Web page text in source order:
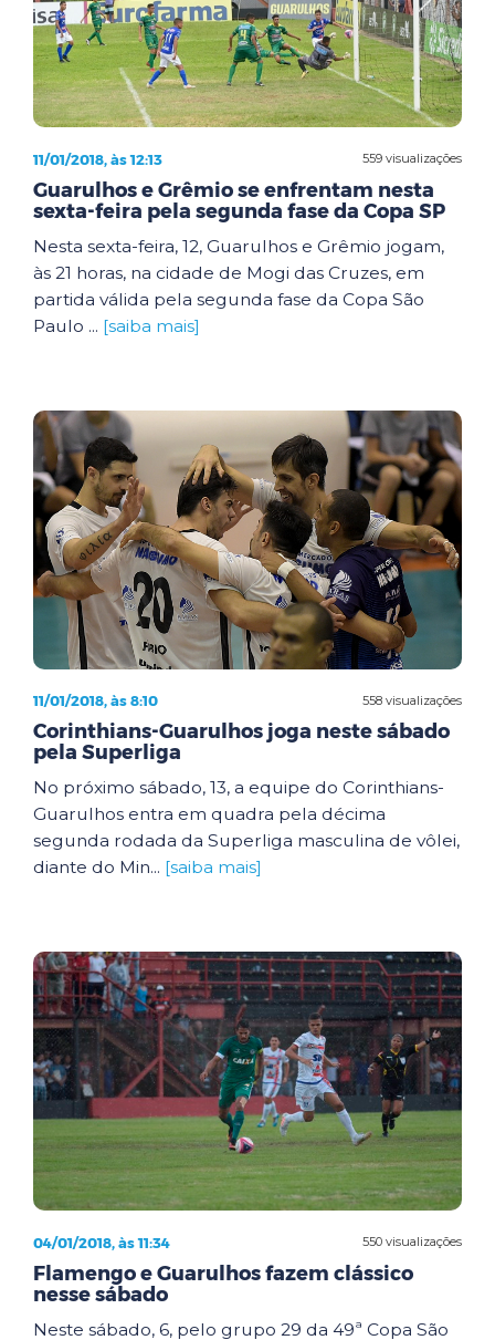
559 visualizações
11/01/2018, às 12:13
Guarulhos e Grêmio se enfrentam nesta
sexta-feira pela segunda fase da Copa SP
Nesta sexta-feira, 12, Guarulhos e Grêmio jogam,
às 21 horas, na cidade de Mogi das Cruzes, em
partida válida pela segunda fase da Copa São
Paulo ... [saiba mais]
558 visualizações
11/01/2018, às 8:10
Corinthians-Guarulhos joga neste sábado
pela Superliga
No próximo sábado, 13, a equipe do Corinthians-
Guarulhos entra em quadra pela décima
segunda rodada da Superliga masculina de vôlei,
diante do Min... [saiba mais]
550 visualizações
04/01/2018, às 11:34
Flamengo e Guarulhos fazem clássico
nesse sábado
Neste sábado, 6, pelo grupo 29 da 49ª Copa São